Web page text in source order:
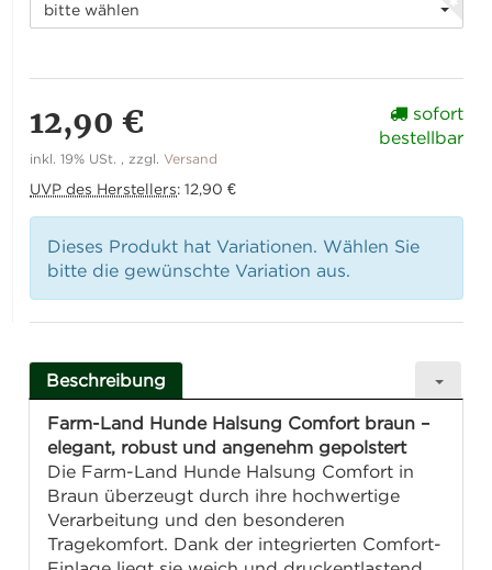
bitte wählen
12,90 €
inkl. 19% USt. , zzgl.Versand
UVP des Herstellers:12,90 €
sofort
bestellbar
Dieses Produkt hat Variationen. Wählen Sie
bitte die gewünschte Variation aus.
Beschreibung
Farm-Land Hunde Halsung Comfort braun –
elegant, robust und angenehm gepolstert
Die Farm-Land Hunde Halsung Comfort in
Braun überzeugt durch ihre hochwertige
Verarbeitung und den besonderen
Tragekomfort. Dank der integrierten Comfort-